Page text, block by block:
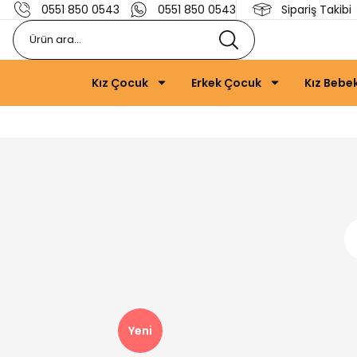
0551 850 0543 0551 850 0543 Sipariş Takibi
Kız Çocuk Erkek Çocuk Kız
Yeni